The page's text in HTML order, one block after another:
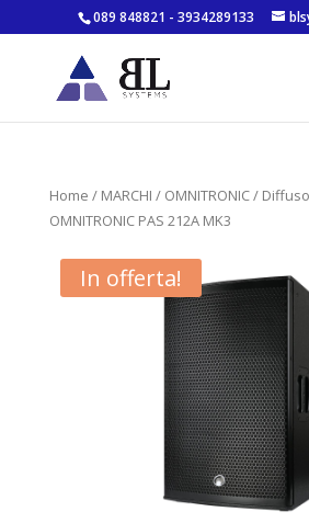
089 848821 - 3934289133
Home / MARCHI / OMNITRONIC/
OMNITRONIC PAS 212A MK3
In offerta!